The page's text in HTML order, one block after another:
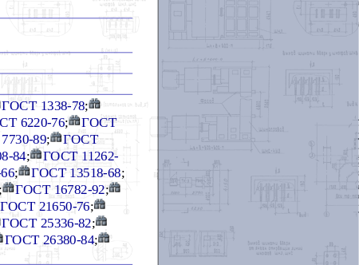
ГОСТ 1338-78;
6220-76; ГОСТ
89; ГОСТ
84;
ГОСТ 11262-
; ГОСТ 13518-68;
; ГОСТ 16782-92;
ГОСТ 21650-76;
ГОСТ 25336-82;
ГОСТ 26380-84;